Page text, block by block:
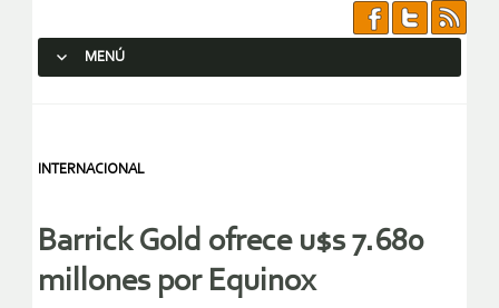
MENÚ
INTERNACIONAL
Barrick Gold ofrece u$s 7.680
millones por Equinox